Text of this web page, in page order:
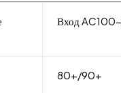
Вход
80+/90+